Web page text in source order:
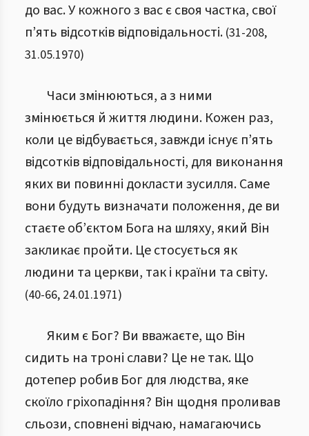
до вас. У кожного з вас є своя частка, свої
п’ять відсотків відповідальності. (31-208,
31.05.1970)
Часи змінюються, а з ними
змінюється й життя людини. Кожен раз,
коли це відбувається, завжди існує п’ять
відсотків відповідальності, для виконання
яких ви повинні докласти зусилля. Саме
вони будуть визначати положення, де ви
стаєте об’єктом Бога на шляху, який Він
закликає пройти. Це стосується як
людини та церкви, так і країни та світу.
(40-66, 24.01.1971)
Яким є Бог? Ви вважаєте, що Він
сидить на троні слави? Це не так. Що
дотепер робив Бог для людства, яке
скоїло гріхопадіння? Він щодня проливав
сльози, сповнені відчаю, намагаючись